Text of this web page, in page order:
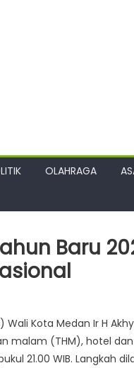
OLAHRAGA
Baru
Kota Medan Ir H
malam (THM), hotel
21.00 WIB. Langkah